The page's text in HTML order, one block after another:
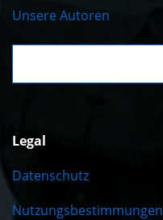
Unsere Autoren
Suche:
Legal
Datenschutz
Nutzungsbestimmungen